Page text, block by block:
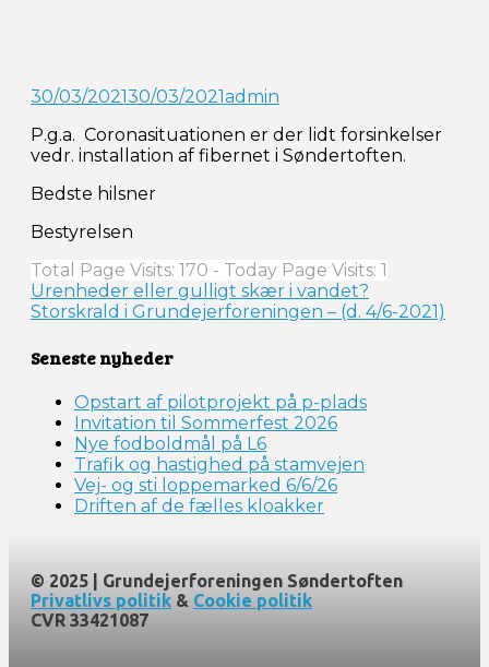
30/03/202130/03/2021admin
P.g.a. Coronasituationen er der lidt forsinkelser
vedr. installation af fibernet i Søndertoften.
Bedste hilsner
Bestyrelsen
Total Page Visits: 170 - Today Page Visits: 1
Indlægsnavigation
Urenheder eller gulligt skær i vandet?
Storskrald i Grundejerforeningen – (d. 4/6-2021)
Seneste nyheder
Opstart af pilotprojekt på p-plads
Invitation til Sommerfest 2026
Nye fodboldmål på L6
Trafik og hastighed på stamvejen
Vej- og sti loppemarked 6/6/26
Driften af de fælles kloakker
© 2025 | Grundejerforeningen Søndertoften
Privatlivs politik & Cookie politik
CVR 33421087